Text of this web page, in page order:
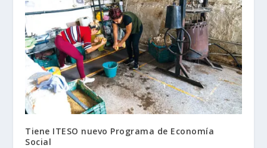
Tiene ITESO nuevo Programa de Economía
Social